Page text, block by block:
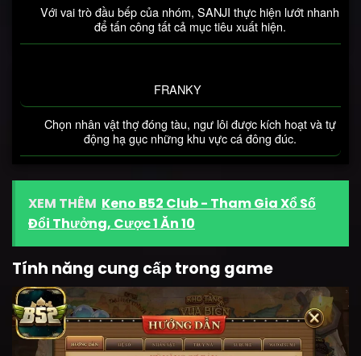
Với vai trò đầu bếp của nhóm, SANJI thực hiện lướt nhanh
để tấn công tất cả mục tiêu xuất hiện.
FRANKY
Chọn nhân vật thợ đóng tàu, ngư lôi được kích hoạt và tự
động hạ gục những khu vực cá đông đúc.
XEM THÊM Keno B52 Club - Tham Gia Xổ Số
Đổi Thưởng, Cược 1 Ăn 10
Tính năng cung cấp trong game